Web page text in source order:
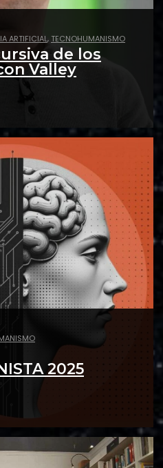
ARTIFICIAL, TECNOHUMANISMO
de los
Valley
2025